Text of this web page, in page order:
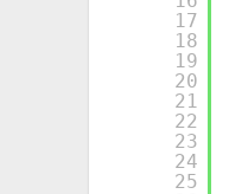
17
18
19
20
21
22
23
24
25